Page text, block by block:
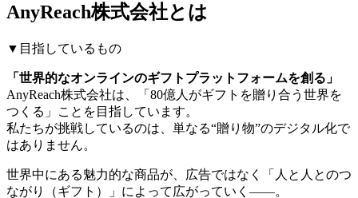
AnyReach株式会社とは
▼目指しているもの
「世界的なオンラインのギフトプラットフォームを創る」
AnyReach株式会社は、「80億人がギフトを贈り合う世界を
つくる」ことを目指しています。
私たちが挑戦しているのは、単なる“贈り物”のデジタル化で
はありません。
世界中にある魅力的な商品が、広告ではなく「人と人とのつ
ながり（ギフト）」によって広がっていく――。